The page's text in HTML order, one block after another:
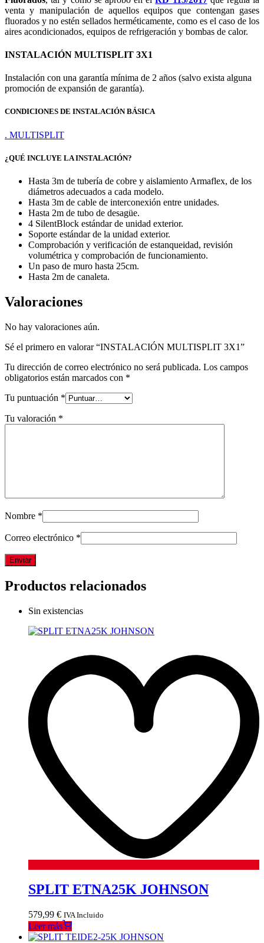
venta y manipulación de aquellos equipos que contengan gases
fluorados y no estén sellados herméticamente, como es el caso de los
aires acondicionados, equipos de refrigeración y bombas de calor.
INSTALACIÓN MULTISPLIT 3X1
Instalación con una garantía mínima de 2 años (salvo exista alguna
promoción de expansión de garantía).
CONDICIONES DE INSTALACIÓN BÁSICA
. MULTISPLIT
¿QUÉ INCLUYE LA INSTALACIÓN?
Hasta 3m de tubería de cobre y aislamiento Armaflex, de los
diámetros adecuados a cada modelo.
Hasta 3m de cable de interconexión entre unidades.
Hasta 2m de tubo de desagüe.
4 SilentBlock estándar de unidad exterior.
Soporte estándar de la unidad exterior.
Comprobación y verificación de estanqueidad, revisión
volumétrica y comprobación de funcionamiento.
Un paso de muro hasta 25cm.
Hasta 2m de canaleta.
Valoraciones
No hay valoraciones aún.
Sé el primero en valorar “INSTALACIÓN MULTISPLIT 3X1”
Tu dirección de correo electrónico no será publicada. Los campos
obligatorios están marcados con *
Tu puntuación *
Tu valoración *
Nombre *
Correo electrónico *
Productos relacionados
Sin existencias
SPLIT ETNA25K JOHNSON
579,99 € IVA Incluido
Leer más